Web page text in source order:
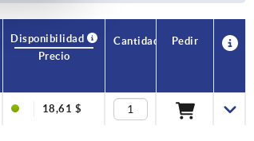
Disponibilidad
Precio
Cantidad Pedir
18,61 $